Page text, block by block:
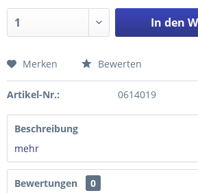
In den
Preis anfragen
Merken Bewerten
Artikel-Nr.: 0614019
Beschreibung
mehr
Bewertungen
0